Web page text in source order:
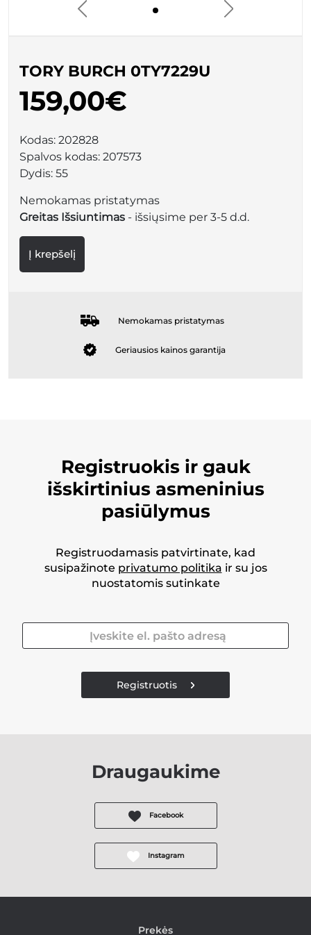
TORY BURCH 0TY7229U
159,00€
Kodas: 202828
Spalvos kodas: 207573
Dydis: 55
Nemokamas pristatymas
Greitas Išsiuntimas - išsiųsime per 3-5 d.d.
Į krepšelį
Nemokamas pristatymas
Geriausios kainos garantija
Registruokis ir gauk
išskirtinius asmeninius
pasiūlymus
Registruodamasis patvirtinate, kad
susipažinote privatumo politika ir su jos
nuostatomis sutinkate
Registruotis
Draugaukime
Facebook
Instagram
Prekės